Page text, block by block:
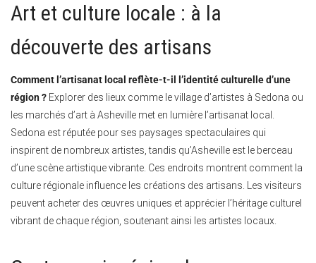
Art et culture locale : à la
découverte des artisans
Comment l’artisanat local reflète-t-il l’identité culturelle d’une
région ? Explorer des lieux comme le village d’artistes à Sedona ou
les marchés d’art à Asheville met en lumière l’artisanat local.
Sedona est réputée pour ses paysages spectaculaires qui
inspirent de nombreux artistes, tandis qu’Asheville est le berceau
d’une scène artistique vibrante. Ces endroits montrent comment la
culture régionale influence les créations des artisans. Les visiteurs
peuvent acheter des œuvres uniques et apprécier l’héritage culturel
vibrant de chaque région, soutenant ainsi les artistes locaux.